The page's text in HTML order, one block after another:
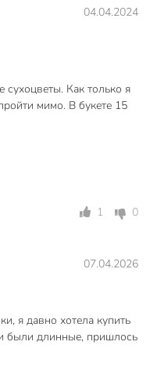
для офиса
в гостиную
колониальный
Сухоцветы
04.04.2024
Как только я
мимо. В букете 15
1 0
07.04.2026
я давно хотела купить
были длинные, пришлось